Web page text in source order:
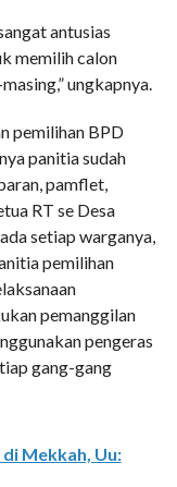
antusias
memilih calon
ungkapnya.
pemilihan BPD
panitia sudah
pamflet,
RT se Desa
setiap warganya,
pemilihan
pemanggilan
pengeras
gang-gang
Mekkah, Uu: